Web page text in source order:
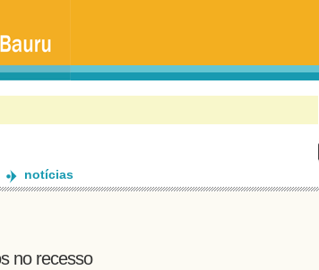
conteúdo
principal
notícias
no recesso